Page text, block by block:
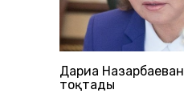
Дариға
тоқтады